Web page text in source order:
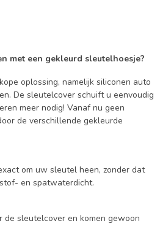
met een gekleurd sleutelhoesje?
oplossing, namelijk siliconen auto
De sleutelcover schuift u eenvoudig
meer nodig! Vanaf nu geen
de verschillende gekleurde
om uw sleutel heen, zonder dat
en spatwaterdicht.
sleutelcover en komen gewoon